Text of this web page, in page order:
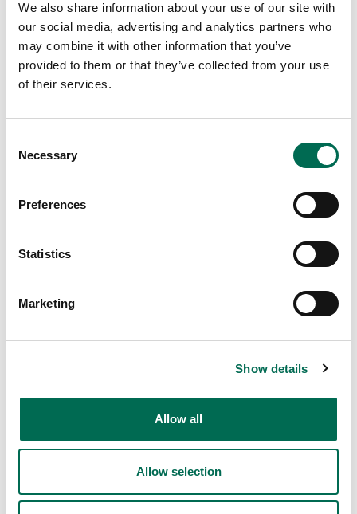
We also share information about your use of our site with
our social media, advertising and analytics partners who
may combine it with other information that you’ve
provided to them or that they’ve collected from your use
of their services.
Selection
Necessary
Preferences
Statistics
Marketing
Show details
Allow all
Allow selection
Grönsaker
Aubergine